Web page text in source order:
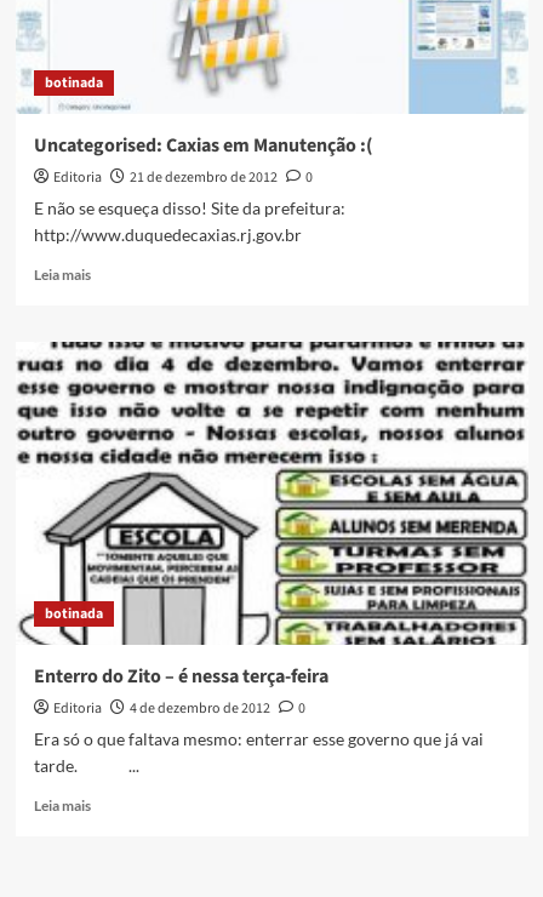
botinada
Uncategorised: Caxias em Manutenção :(
Editoria 21 de dezembro de 2012
0
E não se esqueça disso! Site da prefeitura:
http://www.duquedecaxias.rj.gov.br
Leia maisRead
Uncategorised:
Caxias
em
Manutenção
:
(
botinada
Enterro do Zito – é nessa terça-feira
Editoria 4 de dezembro de 2012
0
Era só o que faltava mesmo: enterrar esse governo que já vai
tarde. ...
Leia maisRead